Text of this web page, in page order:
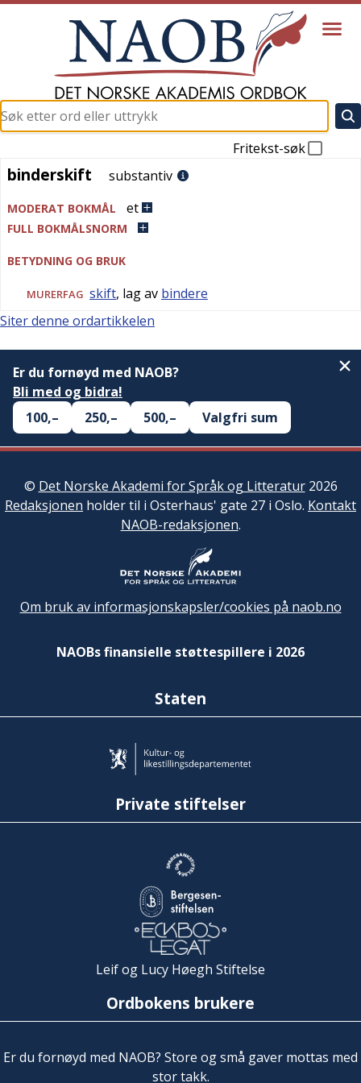
Fritekst-søk
binderskift
binderskift substantiv
MODERAT BOKMÅL et
FULL BOKMÅLSNORM
BETYDNING OG BRUK
MURERFAG skift, lag av bindere
Siter denne ordartikkelen
Er du fornøyd med NAOB?
Bli med og bidra!
100,–
250,– 500,– Valgfri sum
© Det Norske Akademi for Språk og Litteratur2026
Redaksjonen holder til i Osterhaus' gate 27 i Oslo. Kontakt
NAOB-redaksjonen.
Om bruk av informasjonskapsler/cookies på naob.no
NAOBs finansielle støttespillere i 2026
Staten
Private stiftelser
Leif og Lucy Høegh Stiftelse
Ordbokens brukere
Er du fornøyd med NAOB? Store og små gaver mottas med
stor takk.